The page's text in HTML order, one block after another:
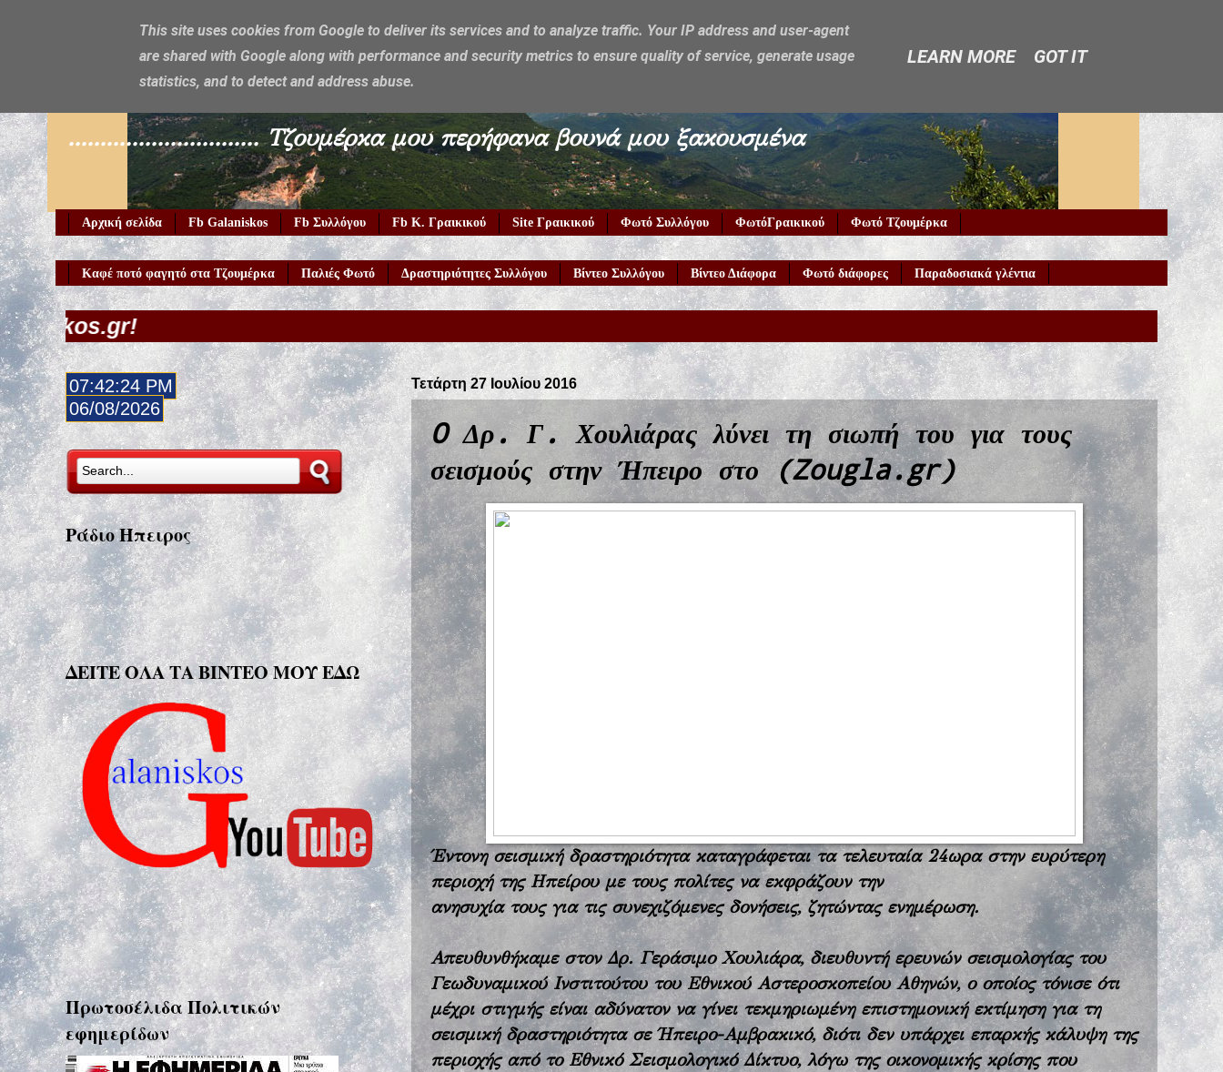
Galaniskos
.............................. Τζουμέρκα μου περήφανα βουνά μου ξακουσμένα
Αρχική σελίδα Fb Galaniskos Fb Συλλόγου Fb Κ. Γραικικού Site Γραικικού Φωτό Συλλόγου ΦωτόΓραικικού Φωτό Τζουμέρκα
Καφέ ποτό φαγητό στα Τζουμέρκα Παλιές Φωτό Δραστηριότητες Συλλόγου Βίντεο Συλλόγου Βίντεο Διάφορα Φωτό διάφορες Παραδοσιακά γλέντια
Καλώς
Τετάρτη 27 Ιουλίου 2016
O Δρ. Γ. Χουλιάρας λύνει τη σιωπή του για τους
σεισμούς στην Ήπειρο στο (Zougla.gr)
Έντονη σεισμική δραστηριότητα καταγράφεται τα τελευταία 24ωρα στην ευρύτερη
περιοχή της Ηπείρου με τους πολίτες να εκφράζουν την
ανησυχία τους για τις συνεχιζόμενες δονήσεις, ζητώντας ενημέρωση.
Απευθυνθήκαμε στον Δρ. Γεράσιμο Χουλιάρα, διευθυντή ερευνών σεισμολογίας του
Γεωδυναμικού Ινστιτούτου του Εθνικού Αστεροσκοπείου Αθηνών, ο οποίος τόνισε ότι
μέχρι στιγμής είναι αδύνατον να γίνει τεκμηριωμένη επιστημονική εκτίμηση για τη
σεισμική δραστηριότητα σε Ήπειρο-Αμβρακικό, διότι δεν υπάρχει επαρκής κάλυψη της
περιοχής από το Εθνικό Σεισμολογικό Δίκτυο, λόγω της οικονομικής κρίσης που
07:42:26 PM
06/08/2026
Ράδιο Ήπειρος
ΔΕΙΤΕ ΟΛΑ ΤΑ ΒΙΝΤΕΟ ΜΟΥ ΕΔΩ
Πρωτοσέλιδα Πολιτικών
εφημερίδων
This site uses cookies from Google to deliver its services and to analyze traffic. Your IP address and user-agent
are shared with Google along with performance and security metrics to ensure quality of service, generate usage
statistics, and to detect and address abuse.
LEARN MORE GOT IT